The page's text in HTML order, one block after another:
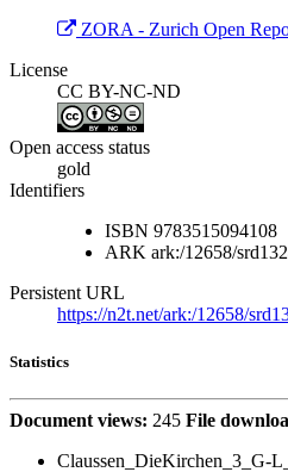
ZORA - Zurich Open
License
CC BY-NC-ND
Open access status
gold
Identifiers
ISBN 9783515094108
ARK ark:/12658/
Persistent URL
https://n2t.net/ark:/12658/
Statistics
Document views: 245 File
Claussen_DieKirchen_3_G-